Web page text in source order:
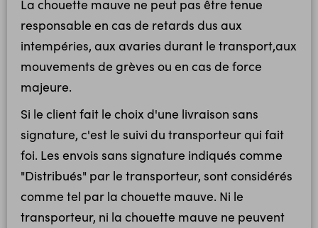
La chouette mauve ne peut pas être tenue
responsable en cas de retards dus aux
intempéries, aux avaries durant le transport,aux
mouvements de grèves ou en cas de force
majeure.
Si le client fait le choix d'une livraison sans
signature, c'est le suivi du transporteur qui fait
foi. Les envois sans signature indiqués comme
"Distribués" par le transporteur, sont considérés
comme tel par la chouette mauve. Ni le
transporteur, ni la chouette mauve ne peuvent